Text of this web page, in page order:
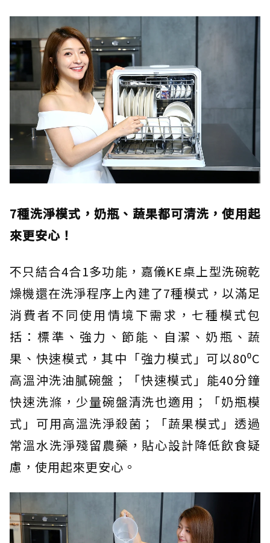
7種洗淨模式，奶瓶、蔬果都可清洗，使用起
來更安心！
不只結合4合1多功能，嘉儀KE桌上型洗碗乾
燥機還在洗淨程序上內建了7種模式，以滿足
消費者不同使用情境下需求，七種模式包
括：標準、強力、節能、自潔、奶瓶、蔬
果、快速模式，其中「強力模式」可以80⁰C
高溫沖洗油膩碗盤；「快速模式」能40分鐘
快速洗滌，少量碗盤清洗也適用；「奶瓶模
式」可用高溫洗淨殺菌；「蔬果模式」透過
常溫水洗淨殘留農藥，貼心設計降低飲食疑
慮，使用起來更安心。